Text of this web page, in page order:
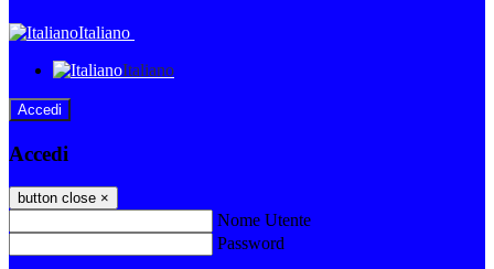
Italiano
Italiano
Accedi
Accedi
button close ×
Nome Utente
Password